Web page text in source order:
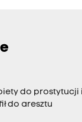
do prostytucji
do aresztu